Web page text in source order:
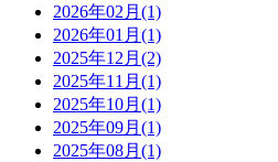
2026年02月(1)
2026年01月(1)
2025年12月(2)
2025年11月(1)
2025年10月(1)
2025年09月(1)
2025年08月(1)